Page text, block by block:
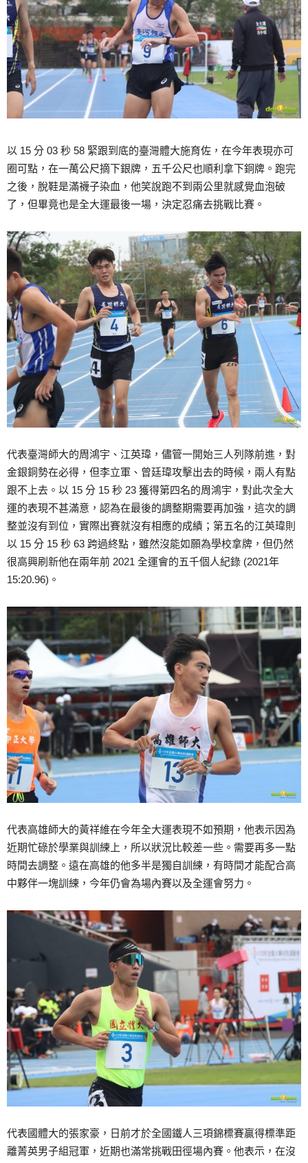
以 15 分 03 秒 58 緊跟到底的臺灣體大施育佐，在今年表現亦可
圈可點，在一萬公尺摘下銀牌，五千公尺也順利拿下銅牌。跑完
之後，脫鞋是滿襪子染血，他笑說跑不到兩公里就感覺血泡破
了，但畢竟也是全大運最後一場，決定忍痛去挑戰比賽。
代表臺灣師大的周鴻宇、江英瑋，儘管一開始三人列隊前進，對
金銀銅勢在必得，但李立軍、曾廷瑋攻擊出去的時候，兩人有點
跟不上去。以 15 分 15 秒 23 獲得第四名的周鴻宇，對此次全大
運的表現不甚滿意，認為在最後的調整期需要再加強，這次的調
整並沒有到位，實際出賽就沒有相應的成績；第五名的江英瑋則
以 15 分 15 秒 63 跨過終點，雖然沒能如願為學校拿牌，但仍然
很高興刷新他在兩年前 2021 全運會的五千個人紀錄 (2021年
15:20.96)。
代表高雄師大的黃祥維在今年全大運表現不如預期，他表示因為
近期忙碌於學業與訓練上，所以狀況比較差一些。需要再多一點
時間去調整。遠在高雄的他多半是獨自訓練，有時間才能配合高
中夥伴一塊訓練，今年仍會為場內賽以及全運會努力。
代表國體大的張家豪，日前才於全國鐵人三項錦標賽贏得標準距
離菁英男子組冠軍，近期也滿常挑戰田徑場內賽。他表示，在沒